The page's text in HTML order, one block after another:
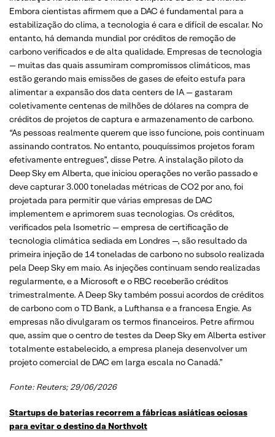
Embora cientistas afirmem que a DAC é fundamental para a
estabilização do clima, a tecnologia é cara e difícil de escalar. No
entanto, há demanda mundial por créditos de remoção de
carbono verificados e de alta qualidade. Empresas de tecnologia
— muitas das quais assumiram compromissos climáticos, mas
estão gerando mais emissões de gases de efeito estufa para
alimentar a expansão dos data centers de IA — gastaram
coletivamente centenas de milhões de dólares na compra de
créditos de projetos de captura e armazenamento de carbono.
“As pessoas realmente querem que isso funcione, pois continuam
assinando contratos. No entanto, pouquíssimos projetos foram
efetivamente entregues”, disse Petre. A instalação piloto da
Deep Sky em Alberta, que iniciou operações no verão passado e
deve capturar 3.000 toneladas métricas de CO2 por ano, foi
projetada para permitir que várias empresas de DAC
implementem e aprimorem suas tecnologias. Os créditos,
verificados pela Isometric — empresa de certificação de
tecnologia climática sediada em Londres —, são resultado da
primeira injeção de 14 toneladas de carbono no subsolo realizada
pela Deep Sky em maio. As injeções continuam sendo realizadas
regularmente, e a Microsoft e o RBC receberão créditos
trimestralmente. A Deep Sky também possui acordos de créditos
de carbono com o TD Bank, a Lufthansa e a francesa Engie. As
empresas não divulgaram os termos financeiros. Petre afirmou
que, assim que o centro de testes da Deep Sky em Alberta estiver
totalmente estabelecido, a empresa planeja desenvolver um
projeto comercial de DAC em larga escala no Canadá.”
Fonte: Reuters; 29/06/2026
Startups de baterias recorrem a fábricas asiáticas ociosas
para evitar o destino da Northvolt